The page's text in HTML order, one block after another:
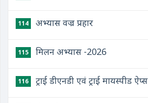
114 अभ्यास वज्र प्रहार
115 मिलन अभ्यास -2026
116 ट्राई डीएनडी एवं ट्राई मायस्पीड ऐप्स